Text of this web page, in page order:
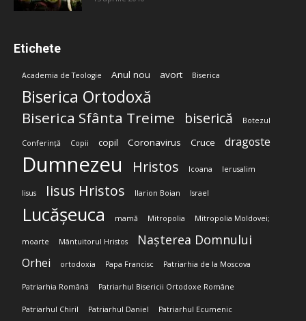
Etichete
Academia de Teologie Anul nou avort Biserica
Biserica Ortodoxă
Biserica Sfânta Treime biserică Botezul
Conferință Copii copil Coronavirus Cruce dragoste
Dumnezeu Hristos Icoana Ierusalim
Iisus Iisus Hristos Ilarion Boian Israel
Lucășeuca mamă Mitropolia Mitropolia Moldovei;
moarte Mântuitorul Hristos Nașterea Domnului
Orhei ortodoxia Papa Francisc Patriarhia de la Moscova
Patriarhia Română Patriarhul Bisericii Ortodoxe Române
Patriarhul Chiril Patriarhul Daniel Patriarhul Ecumenic